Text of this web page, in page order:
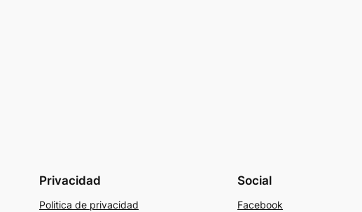
Privacidad
Politica de privacidad
Social
Facebook